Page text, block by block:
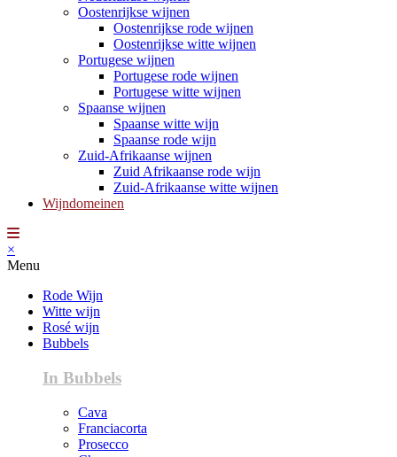
Oostenrijkse wijnen
Oostenrijkse rode wijnen
Oostenrijkse witte wijnen
Portugese wijnen
Portugese rode wijnen
Portugese witte wijnen
Spaanse wijnen
Spaanse witte wijn
Spaanse rode wijn
Zuid-Afrikaanse wijnen
Zuid Afrikaanse rode wijn
Zuid-Afrikaanse witte wijnen
Wijndomeinen
×
Menu
Rode Wijn
Witte wijn
Rosé wijn
Bubbels
In Bubbels
Cava
Franciacorta
Prosecco